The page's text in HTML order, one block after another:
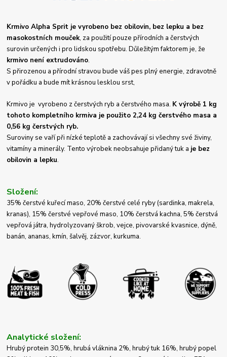
Krmivo Alpha Sprit je vyrobeno bez obilovin, bez lepku a bez
masokostních mouček, za použití pouze přírodních a čerstvých
surovin určených i pro lidskou spotřebu. Důležitým faktorem je, že
krmivo není extrudováno.
S přirozenou a přírodní stravou bude váš pes plný energie, zdravotně
v pořádku a bude mít krásnou lesklou srst,
Krmivo je vyrobeno z čerstvých ryb a čerstvého masa. K výrobě 1 kg
tohoto kompletního krmiva je použito 2,24 kg čerstvého masa a
0,56 kg čerstvých ryb.
Suroviny se vaří při nízké teplotě a zachovávají si všechny své živiny,
vitamíny a minerály. Tento výrobek neobsahuje přidaný tuk a je bez
obilovin a lepku.
Složení:
35% čerstvé kuřecí maso, 20% čerstvé celé ryby (sardinka, makrela,
kranas), 15% čerstvé vepřové maso, 10% čerstvá kachna, 5% čerstvá
vepřová játra, hydrolyzovaný škrob, vejce, pivovarské kvasnice, dýně,
banán, ananas, kmín, šalvěj, zázvor, kurkuma.
Analytické složení:
Hrubý protein 30,5%, hrubá vláknina 2%, hrubý tuk 16%, hrubý popel